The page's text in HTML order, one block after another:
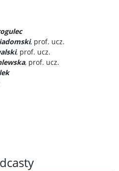
, prof. ucz.
, prof. ucz.
, prof. ucz.